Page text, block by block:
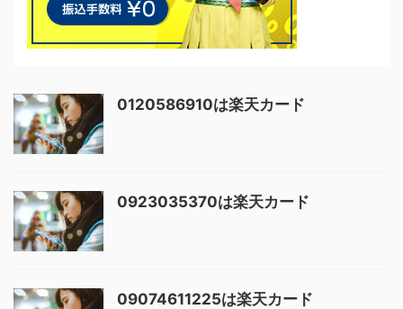
0120586910は楽天カード
0923035370は楽天カード
09074611225は楽天カード